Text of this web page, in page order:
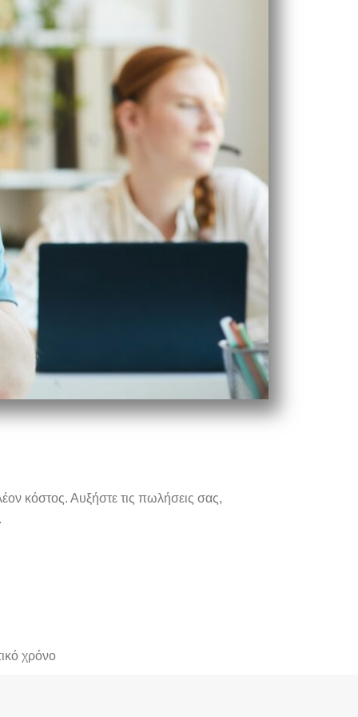
κόστος. Αυξήστε τις πωλήσεις σας,
χρόνο